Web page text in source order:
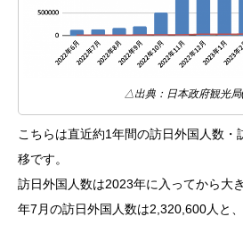
△出典：日本政府観光局
こちらは直近約1年間の訪日外国人数・
移です。
訪日外国人数は2023年に入ってから大
年7月の訪日外国人数は2,320,600人と